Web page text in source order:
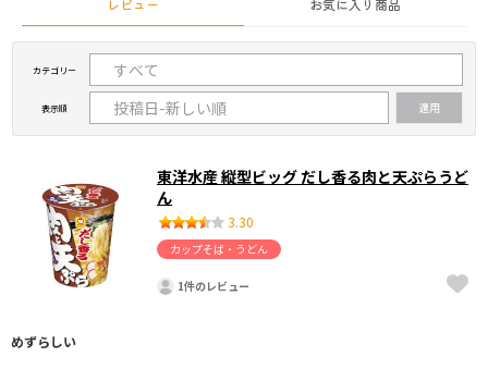
レビュー お気に入り商品
カテゴリー
表示順
東洋水産 縦型ビッグ だし香る肉と天ぷらうど
ん
3.30
カップそば・うどん
1件のレビュー
めずらしい